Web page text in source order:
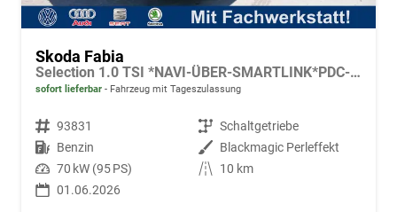
Skoda Fabia
Selection 1.0 TSI *NAVI-ÜBER-SMARTLINK*PDC-HI*LED*SHZ*KLIMA*RADIO
sofort lieferbar Fahrzeug mit Tageszulassung
Fahrzeugnr. 93831 Getriebe Schaltgetriebe
Kraftstoff Benzin Außenfarbe Blackmagic Perleffekt
Leistung 70 kW (95 PS) Kilometerstand
10 km
01.06.2026